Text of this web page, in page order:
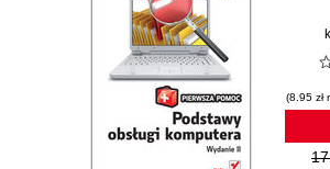
(8.95 zł